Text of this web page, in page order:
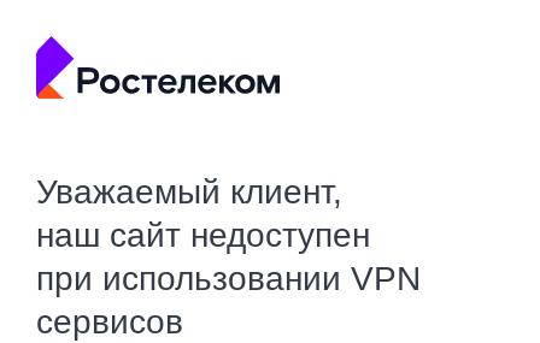
Уважаемый клиент,
наш сайт недоступен
при использовании VPN
сервисов